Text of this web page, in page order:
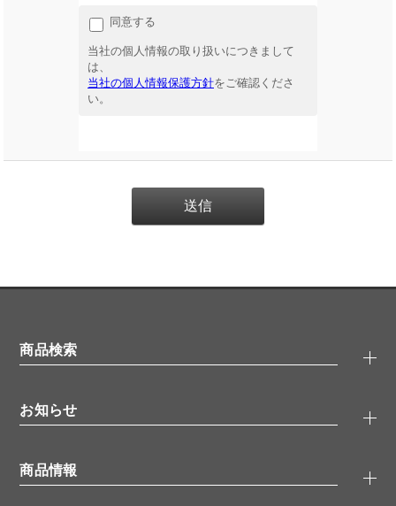
同意する
当社の個人情報の取り扱いにつきまして
は、
当社の個人情報保護方針をご確認くださ
い。
商品検索
タンパク質検索
ELISA/ELISpot検索
品番検索
お知らせ
無料サンプル
商品情報